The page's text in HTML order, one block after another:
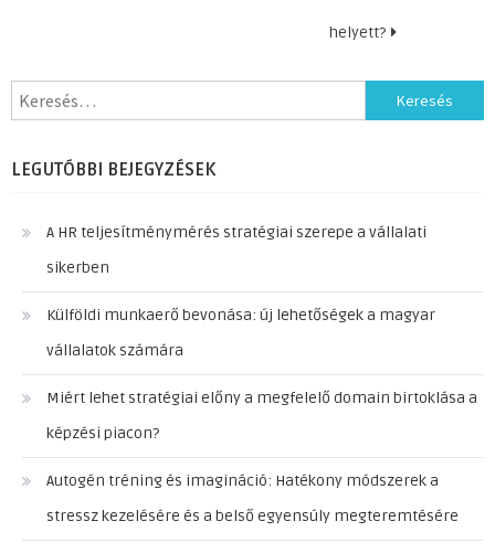
helyett?
Keresés:
LEGUTÓBBI BEJEGYZÉSEK
A HR teljesítménymérés stratégiai szerepe a vállalati
sikerben
Külföldi munkaerő bevonása: új lehetőségek a magyar
vállalatok számára
Miért lehet stratégiai előny a megfelelő domain birtoklása a
képzési piacon?
Autogén tréning és imagináció: Hatékony módszerek a
stressz kezelésére és a belső egyensúly megteremtésére